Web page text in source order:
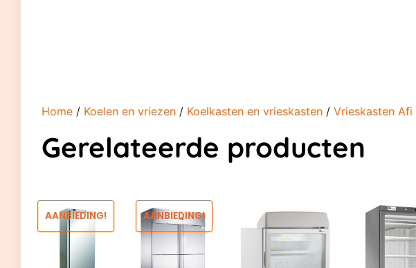
Home / Koelen en vriezen / Koelkasten en vrieskasten / Vrieskasten Afi
Gerelateerde producten
AANBIEDING! AANBIEDING!